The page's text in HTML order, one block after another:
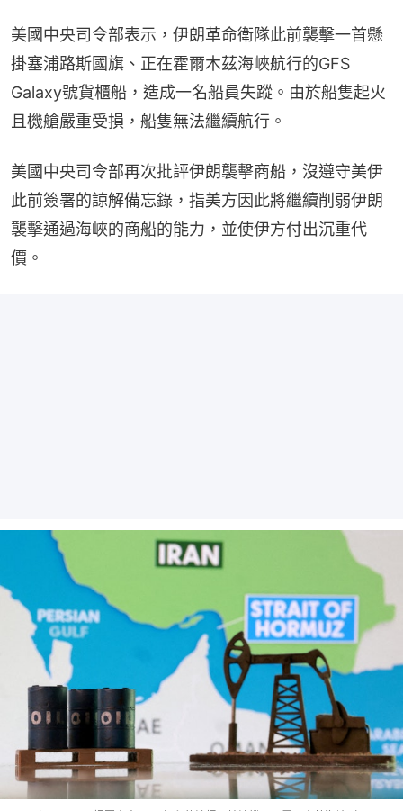
美國中央司令部表示，伊朗革命衛隊此前襲擊一首懸
掛塞浦路斯國旗、正在霍爾木茲海峽航行的GFS
Galaxy號貨櫃船，造成一名船員失蹤。由於船隻起火
且機艙嚴重受損，船隻無法繼續航行。
美國中央司令部再次批評伊朗襲擊商船，沒遵守美伊
此前簽署的諒解備忘錄，指美方因此將繼續削弱伊朗
襲擊通過海峽的商船的能力，並使伊方付出沉重代
價。